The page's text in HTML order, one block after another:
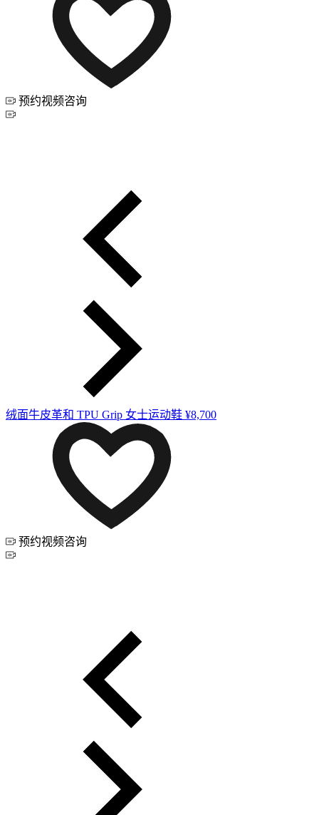
预约视频咨询
绒面牛皮革和 TPU Grip 女士运动鞋 ¥8,700
预约视频咨询